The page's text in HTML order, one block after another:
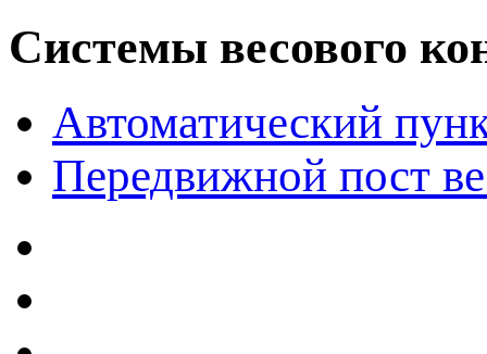
Системы весового
Автоматический
Передвижной пост